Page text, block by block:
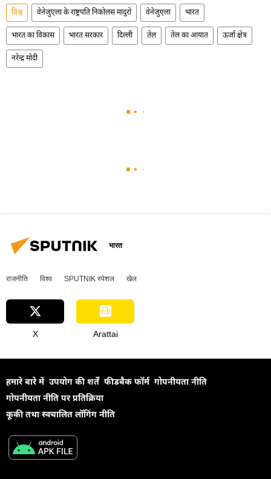
विश्व वेनेजुएला के राष्ट्रपति निकोलस मादुरो वेनेजुएला भारत
भारत का विकास भारत सरकार दिल्ली तेल तेल का आयात ऊर्जा क्षेत्र
नरेन्द्र मोदी
भारत
राजनीति विश्व SPUTNIK स्पेशल खेल
X Arattai
हमारे बारे में उपयोग की शर्तें फीडबैक फॉर्म गोपनीयता नीति
गोपनीयता नीति पर प्रतिक्रिया
कूकी तथा स्वचालित लॉगिंग नीति